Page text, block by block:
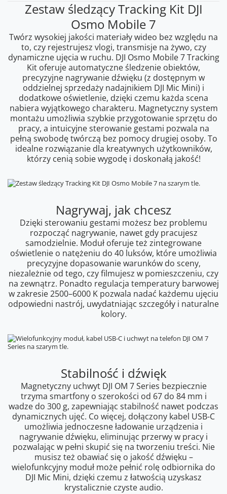
Zestaw śledzący Tracking Kit DJI
Osmo Mobile 7
Twórz wysokiej jakości materiały wideo bez względu na
to, czy rejestrujesz vlogi, transmisje na żywo, czy
dynamiczne ujęcia w ruchu. DJI Osmo Mobile 7 Tracking
Kit oferuje automatyczne śledzenie obiektów,
precyzyjne nagrywanie dźwięku (z dostępnym w
oddzielnej sprzedaży nadajnikiem DJI Mic Mini) i
dodatkowe oświetlenie, dzięki czemu każda scena
nabiera wyjątkowego charakteru. Magnetyczny system
montażu umożliwia szybkie przygotowanie sprzętu do
pracy, a intuicyjne sterowanie gestami pozwala na
pełną swobodę twórczą bez pomocy drugiej osoby. To
idealne rozwiązanie dla kreatywnych użytkowników,
którzy cenią sobie wygodę i doskonałą jakość!
Nagrywaj, jak chcesz
Dzięki sterowaniu gestami możesz bez problemu
rozpocząć nagrywanie, nawet gdy pracujesz
samodzielnie. Moduł oferuje też zintegrowane
oświetlenie o natężeniu do 40 luksów, które umożliwia
precyzyjne dopasowanie warunków do sceny,
niezależnie od tego, czy filmujesz w pomieszczeniu, czy
na zewnątrz. Ponadto regulacja temperatury barwowej
w zakresie 2500–6000 K pozwala nadać każdemu ujęciu
odpowiedni nastrój, uwydatniając szczegóły i naturalne
kolory.
Stabilność i dźwięk
Magnetyczny uchwyt DJI OM 7 Series bezpiecznie
trzyma smartfony o szerokości od 67 do 84 mm i
wadze do 300 g, zapewniając stabilność nawet podczas
dynamicznych ujęć. Co więcej, dołączony kabel USB-C
umożliwia jednoczesne ładowanie urządzenia i
nagrywanie dźwięku, eliminując przerwy w pracy i
pozwalając w pełni skupić się na tworzeniu treści. Nie
musisz też obawiać się o jakość dźwięku –
wielofunkcyjny moduł może pełnić rolę odbiornika do
DJI Mic Mini, dzięki czemu z łatwością uzyskasz
krystalicznie czyste audio.